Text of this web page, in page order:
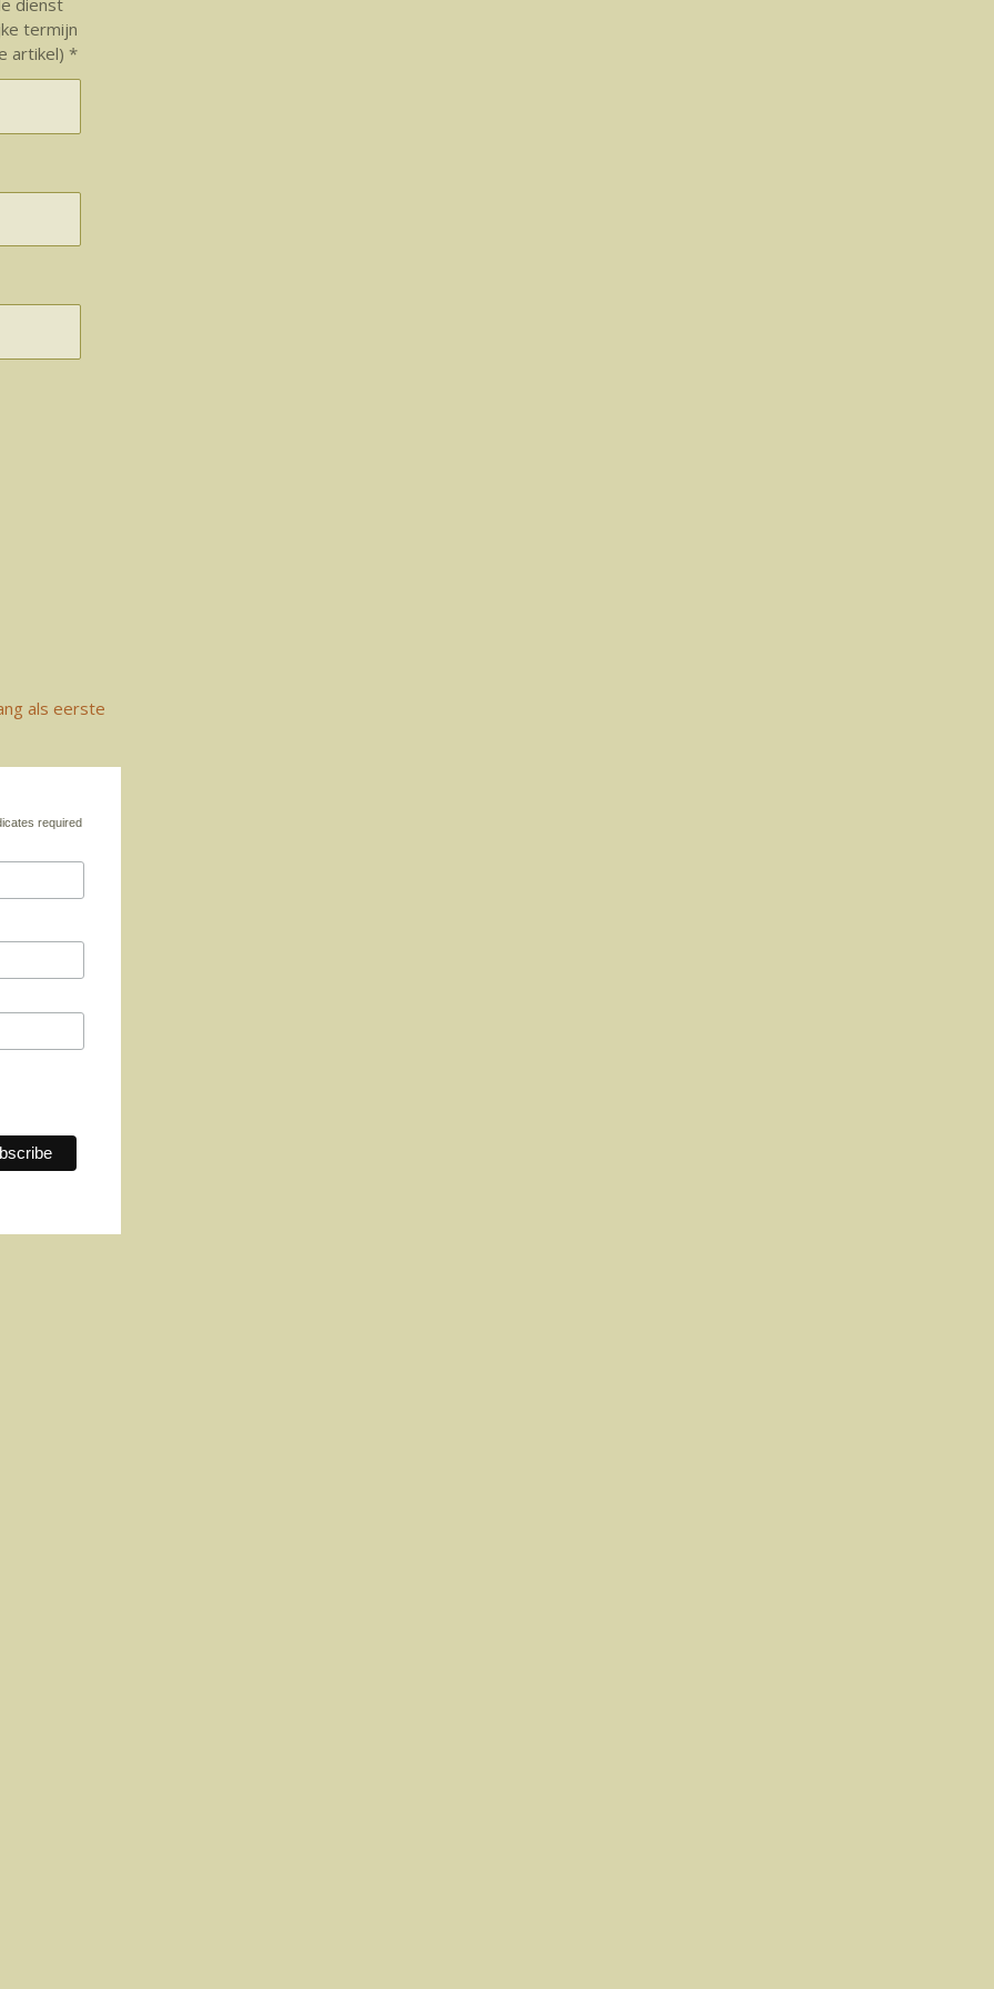
dienst
termijn
artikel) *
als eerste
required